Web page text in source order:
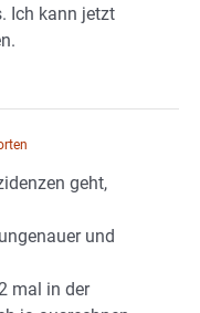
Ich kann jetzt
geht,
und
mal in der